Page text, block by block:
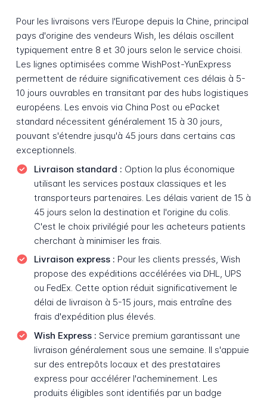
Pour les livraisons vers l'Europe depuis la Chine, principal
pays d'origine des vendeurs Wish, les délais oscillent
typiquement entre 8 et 30 jours selon le service choisi.
Les lignes optimisées comme WishPost-YunExpress
permettent de réduire significativement ces délais à 5-
10 jours ouvrables en transitant par des hubs logistiques
européens. Les envois via China Post ou ePacket
standard nécessitent généralement 15 à 30 jours,
pouvant s'étendre jusqu'à 45 jours dans certains cas
exceptionnels.
Livraison standard : Option la plus économique
utilisant les services postaux classiques et les
transporteurs partenaires. Les délais varient de 15 à
45 jours selon la destination et l'origine du colis.
C'est le choix privilégié pour les acheteurs patients
cherchant à minimiser les frais.
Livraison express : Pour les clients pressés, Wish
propose des expéditions accélérées via DHL, UPS
ou FedEx. Cette option réduit significativement le
délai de livraison à 5-15 jours, mais entraîne des
frais d'expédition plus élevés.
Wish Express : Service premium garantissant une
livraison généralement sous une semaine. Il s'appuie
sur des entrepôts locaux et des prestataires
express pour accélérer l'acheminement. Les
produits éligibles sont identifiés par un badge